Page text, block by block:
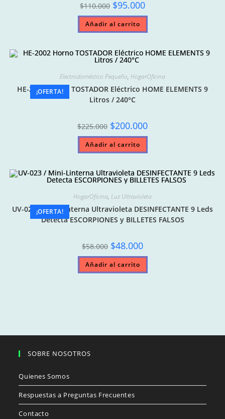
$110.000 Original
price
was:
$110.000.
$95.000Current
is:
Añadir al carrito
¡OFERTA!
Electrodoméstico Pequeño, HogarOficina
HE-2002 Horno TOSTADOR Eléctrico HOME ELEMENTS 9
Litros / 240°C
$225.000 Original
price
was:
$225.000.
$200.000Current
is:
Añadir al carrito
¡OFERTA!
HogarOficina, Luz Ultravioleta
UV-023 / Mini-Linterna Ultravioleta DESINFECTANTE 9 Leds
Detecta ESCORPIONES y BILLETES FALSOS
$58.000 Original
price
was:
$58.000.
$48.000Current
is:
Añadir al carrito
SOBRE NOSOTROS
Quienes Somos
Respuestas a Preguntas Frecuentes
Contacto